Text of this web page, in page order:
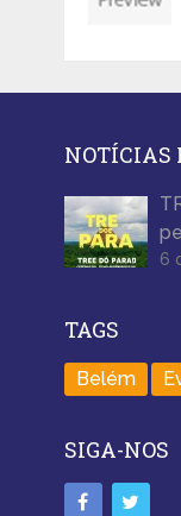
NOTÍCIAS
6
TAGS
Belém
SIGA-NOS